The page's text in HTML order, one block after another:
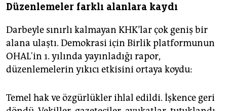
Düzenlemeler farklı alanlara kaydı
Darbeyle sınırlı kalmayan KHK’lar çok geniş bir
alana ulaştı. Demokrasi için Birlik platformunun
OHAL'in 1. yılında yayınladığı rapor,
düzenlemelerin yıkıcı etkisini ortaya koydu:
Temel hak ve özgürlükler ihlal edildi. İşkence geri